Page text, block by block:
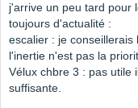
j'arrive un peu tard pour
toujours d'actualité :
escalier : je
l'inertie n'est pas la
Vélux chbre 3 : pas utile
suffisante.